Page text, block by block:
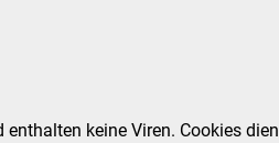
keine Viren. Cookies